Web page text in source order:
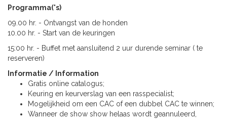
Programma('s)
09.00 hr. - Ontvangst van de honden
10.00 hr. - Start van de keuringen
15:00 hr. - Buffet met aansluitend 2 uur durende seminar ( te
reserveren)
Informatie / Information
Gratis online catalogus;
Keuring en keurverslag van een rasspecialist;
Mogelijkheid om een CAC of een dubbel CAC te winnen;
Wanneer de show show helaas wordt geannuleerd,